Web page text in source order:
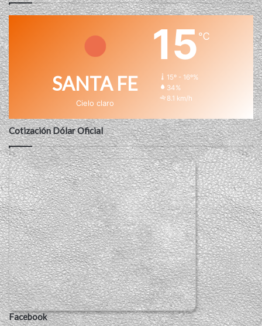
SANTA FE
Cielo claro
15℃
15º - 16º%
34%
8.1 km/h
Cotización Dólar Oficial
Facebook